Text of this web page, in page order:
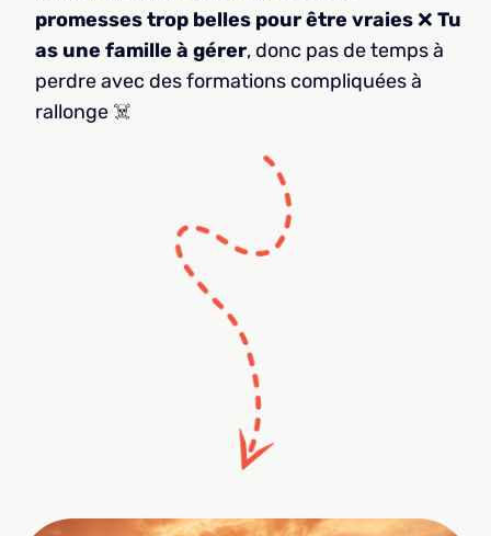
promesses trop belles pour être vraies❌ Tu
as une famille à gérer, donc pas de temps à
perdre avec des formations compliquées à
rallonge ☠️